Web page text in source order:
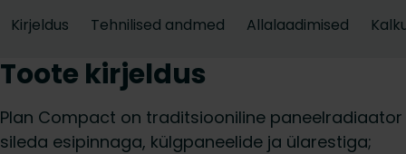
Kirjeldus Tehnilised andmed Allalaadimised
Toote kirjeldus
Plan Compact on traditsiooniline paneelradiaator
sileda esipinnaga, külgpaneelide ja ülarestiga;